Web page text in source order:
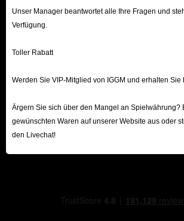
Unser Manager beantwortet alle Ihre Fragen und
Verfügung.
Toller Rabatt
Werden Sie VIP-Mitglied von IGGM und erhalten Sie
Ärgern Sie sich über den Mangel an Spielwährung?
gewünschten Waren auf unserer Website aus oder
den Livechat!